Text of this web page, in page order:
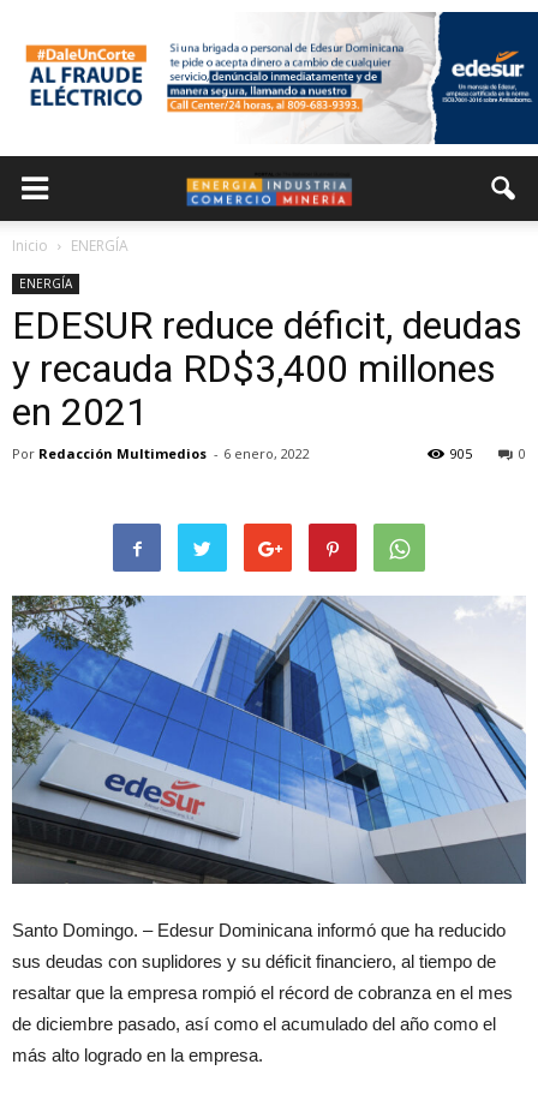
Inicio ENERGÍA
ENERGÍA
EDESUR reduce déficit, deudas
y recauda RD$3,400 millones
en 2021
Por Redacción Multimedios - 6 enero, 2022 0
905
Santo Domingo. – Edesur Dominicana informó que ha reducido
sus deudas con suplidores y su déficit financiero, al tiempo de
resaltar que la empresa rompió el récord de cobranza en el mes
de diciembre pasado, así como el acumulado del año como el
más alto logrado en la empresa.